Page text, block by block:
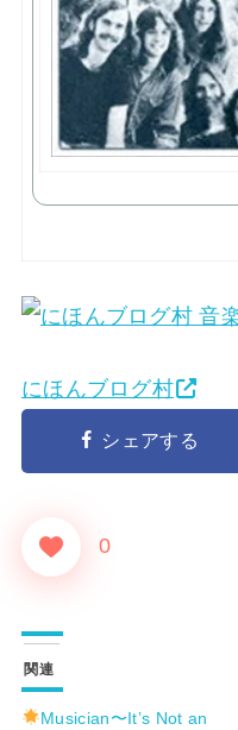
にほんブログ村
シェアする
0
関連
Musician〜It’s Not an